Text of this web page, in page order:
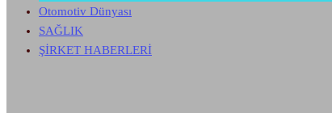
Otomotiv Dünyası
SAĞLIK
ŞİRKET HABERLERİ